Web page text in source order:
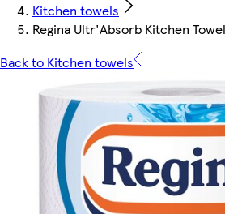
Kitchen towels
Regina Ultr'Absorb Kitchen
Back to Kitchen towels